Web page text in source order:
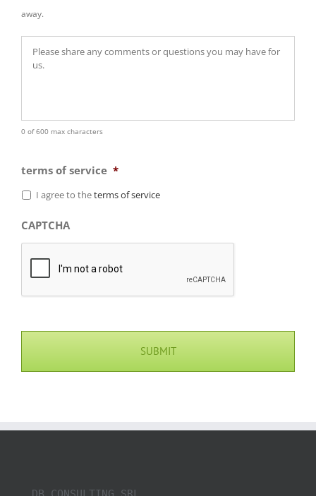
away.
0 of 600 max characters
terms of service *
I agree to theterms of service
CAPTCHA